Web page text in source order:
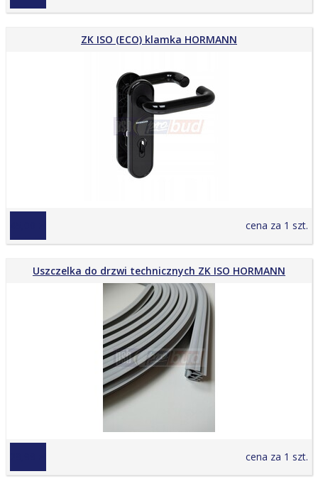
ZK ISO (ECO) klamka HORMANN
cena za 1 szt.
Uszczelka do drzwi technicznych ZK ISO HORMANN
cena za 1 szt.